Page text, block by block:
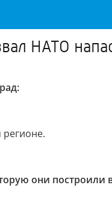
НАТО
они построили